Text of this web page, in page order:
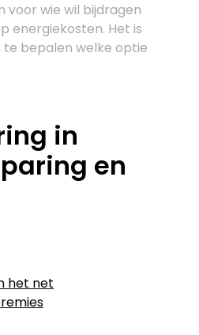
voor wie wil bijdragen
energiekosten. Het is
te bepalen welke optie
in
en
het net